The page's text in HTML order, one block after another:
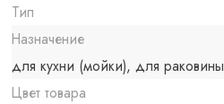
Тип
Назначение
для кухни (мойки), для
Цвет товара